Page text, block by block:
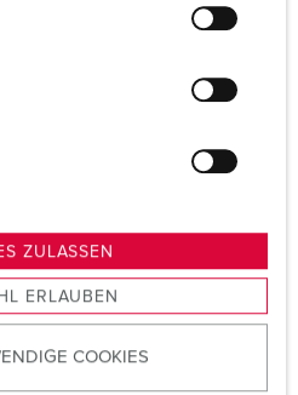
ZULASSEN
ERLAUBEN
COOKIES